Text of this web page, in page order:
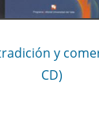
y
CD)